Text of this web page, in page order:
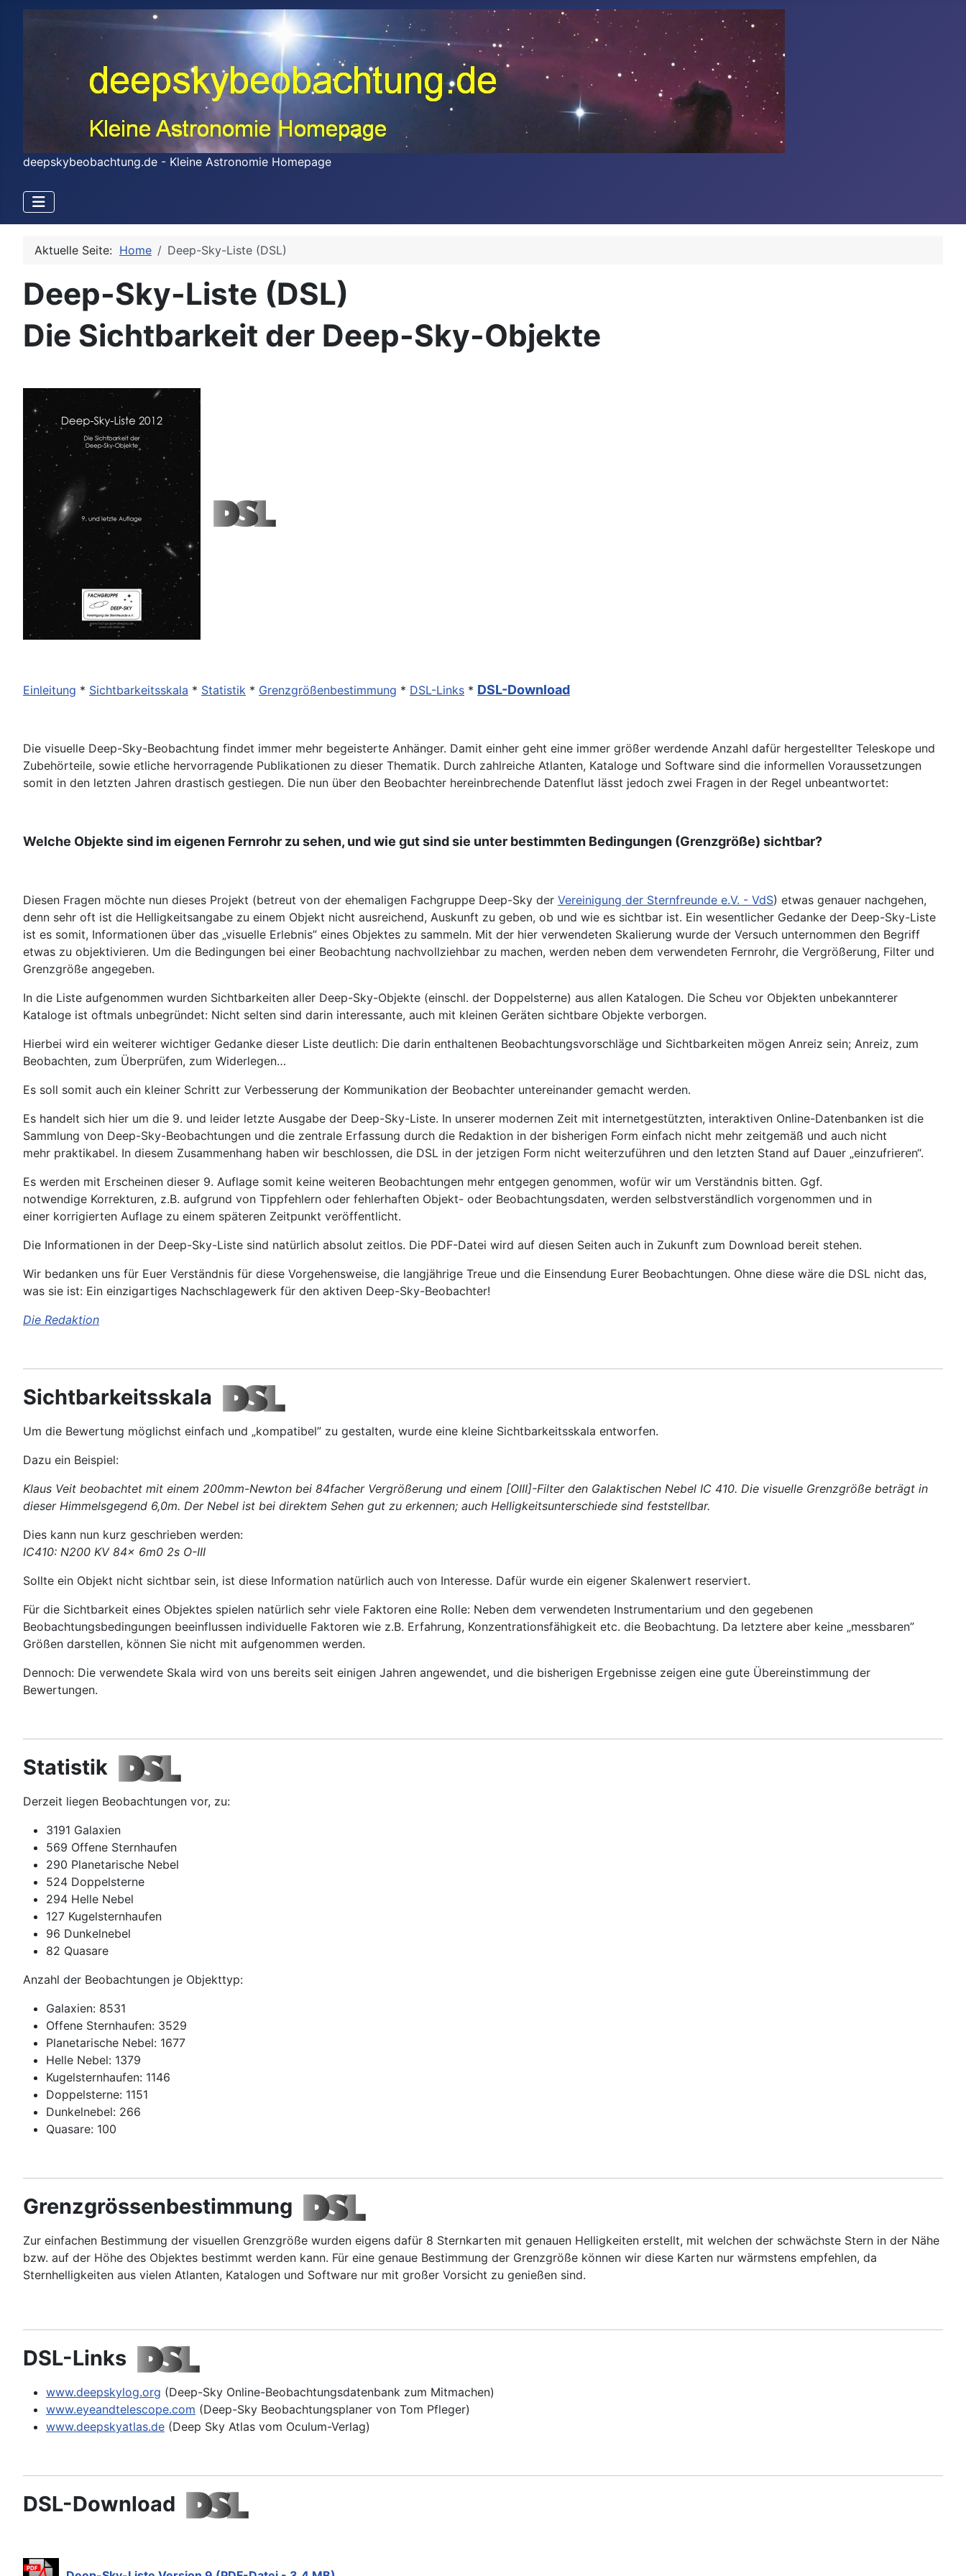
deepskybeobachtung.de - Kleine Astronomie Homepage
Aktuelle Seite: Home Deep-Sky-Liste (DSL)
Deep-Sky-Liste (DSL)
Die Sichtbarkeit der Deep-Sky-Objekte
Einleitung * Sichtbarkeitsskala * Statistik * Grenzgrößenbestimmung * DSL-Links * DSL-Download
Die visuelle Deep-Sky-Beobachtung findet immer mehr begeisterte Anhänger. Damit einher geht eine immer größer werdende Anzahl dafür hergestellter Teleskope und
Zubehörteile, sowie etliche hervorragende Publikationen zu dieser Thematik. Durch zahlreiche Atlanten, Kataloge und Software sind die informellen Voraussetzungen
somit in den letzten Jahren drastisch gestiegen. Die nun über den Beobachter hereinbrechende Datenflut lässt jedoch zwei Fragen in der Regel unbeantwortet:
Welche Objekte sind im eigenen Fernrohr zu sehen, und wie gut sind sie unter bestimmten Bedingungen (Grenzgröße) sichtbar?
Diesen Fragen möchte nun dieses Projekt (betreut von der ehemaligen Fachgruppe Deep-Sky der Vereinigung der Sternfreunde e.V. - VdS) etwas genauer nachgehen,
denn sehr oft ist die Helligkeitsangabe zu einem Objekt nicht ausreichend, Auskunft zu geben, ob und wie es sichtbar ist. Ein wesentlicher Gedanke der Deep-Sky-Liste
ist es somit, Informationen über das „visuelle Erlebnis” eines Objektes zu sammeln. Mit der hier verwendeten Skalierung wurde der Versuch unternommen den Begriff
etwas zu objektivieren. Um die Bedingungen bei einer Beobachtung nachvollziehbar zu machen, werden neben dem verwendeten Fernrohr, die Vergrößerung, Filter und
Grenzgröße angegeben.
In die Liste aufgenommen wurden Sichtbarkeiten aller Deep-Sky-Objekte (einschl. der Doppelsterne) aus allen Katalogen. Die Scheu vor Objekten unbekannterer
Kataloge ist oftmals unbegründet: Nicht selten sind darin interessante, auch mit kleinen Geräten sichtbare Objekte verborgen.
Hierbei wird ein weiterer wichtiger Gedanke dieser Liste deutlich: Die darin enthaltenen Beobachtungsvorschläge und Sichtbarkeiten mögen Anreiz sein; Anreiz, zum
Beobachten, zum Überprüfen, zum Widerlegen…
Es soll somit auch ein kleiner Schritt zur Verbesserung der Kommunikation der Beobachter untereinander gemacht werden.
Es handelt sich hier um die 9. und leider letzte Ausgabe der Deep-Sky-Liste. In unserer modernen Zeit mit internetgestützten, interaktiven Online-Datenbanken ist die
Sammlung von Deep-Sky-Beobachtungen und die zentrale Erfassung durch die Redaktion in der bisherigen Form einfach nicht mehr zeitgemäß und auch nicht
mehr praktikabel. In diesem Zusammenhang haben wir beschlossen, die DSL in der jetzigen Form nicht weiterzuführen und den letzten Stand auf Dauer „einzufrieren“.
Es werden mit Erscheinen dieser 9. Auflage somit keine weiteren Beobachtungen mehr entgegen genommen, wofür wir um Verständnis bitten. Ggf.
notwendige Korrekturen, z.B. aufgrund von Tippfehlern oder fehlerhaften Objekt- oder Beobachtungsdaten, werden selbstverständlich vorgenommen und in
einer korrigierten Auflage zu einem späteren Zeitpunkt veröffentlicht.
Die Informationen in der Deep-Sky-Liste sind natürlich absolut zeitlos. Die PDF-Datei wird auf diesen Seiten auch in Zukunft zum Download bereit stehen.
Wir bedanken uns für Euer Verständnis für diese Vorgehensweise, die langjährige Treue und die Einsendung Eurer Beobachtungen. Ohne diese wäre die DSL nicht das,
was sie ist: Ein einzigartiges Nachschlagewerk für den aktiven Deep-Sky-Beobachter!
Die Redaktion
Sichtbarkeitsskala
Um die Bewertung möglichst einfach und „kompatibel” zu gestalten, wurde eine kleine Sichtbarkeitsskala entworfen.
Dazu ein Beispiel:
Klaus Veit beobachtet mit einem 200mm-Newton bei 84facher Vergrößerung und einem [OIII]-Filter den Galaktischen Nebel IC 410. Die visuelle Grenzgröße beträgt in
dieser Himmelsgegend 6,0m. Der Nebel ist bei direktem Sehen gut zu erkennen; auch Helligkeitsunterschiede sind feststellbar.
Dies kann nun kurz geschrieben werden:
IC410: N200 KV 84x 6m0 2s O-III
Sollte ein Objekt nicht sichtbar sein, ist diese Information natürlich auch von Interesse. Dafür wurde ein eigener Skalenwert reserviert.
Für die Sichtbarkeit eines Objektes spielen natürlich sehr viele Faktoren eine Rolle: Neben dem verwendeten Instrumentarium und den gegebenen
Beobachtungsbedingungen beeinflussen individuelle Faktoren wie z.B. Erfahrung, Konzentrationsfähigkeit etc. die Beobachtung. Da letztere aber keine „messbaren”
Größen darstellen, können Sie nicht mit aufgenommen werden.
Dennoch: Die verwendete Skala wird von uns bereits seit einigen Jahren angewendet, und die bisherigen Ergebnisse zeigen eine gute Übereinstimmung der
Bewertungen.
Statistik
Derzeit liegen Beobachtungen vor, zu:
3191 Galaxien
569 Offene Sternhaufen
290 Planetarische Nebel
524 Doppelsterne
294 Helle Nebel
127 Kugelsternhaufen
96 Dunkelnebel
82 Quasare
Anzahl der Beobachtungen je Objekttyp:
Galaxien: 8531
Offene Sternhaufen: 3529
Planetarische Nebel: 1677
Helle Nebel: 1379
Kugelsternhaufen: 1146
Doppelsterne: 1151
Dunkelnebel: 266
Quasare: 100
Grenzgrössenbestimmung
Zur einfachen Bestimmung der visuellen Grenzgröße wurden eigens dafür 8 Sternkarten mit genauen Helligkeiten erstellt, mit welchen der schwächste Stern in der Nähe
bzw. auf der Höhe des Objektes bestimmt werden kann. Für eine genaue Bestimmung der Grenzgröße können wir diese Karten nur wärmstens empfehlen, da
Sternhelligkeiten aus vielen Atlanten, Katalogen und Software nur mit großer Vorsicht zu genießen sind.
DSL-Links
www.deepskylog.org (Deep-Sky Online-Beobachtungsdatenbank zum Mitmachen)
www.eyeandtelescope.com (Deep-Sky Beobachtungsplaner von Tom Pfleger)
www.deepskyatlas.de (Deep Sky Atlas vom Oculum-Verlag)
DSL-Download